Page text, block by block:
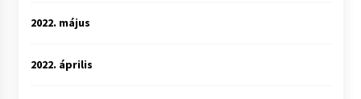
2022. május
2022. április